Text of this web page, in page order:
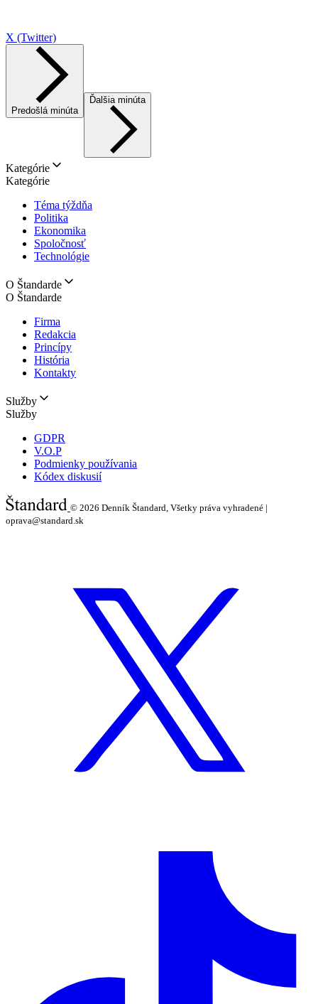
X (Twitter)
Predošlá minúta
Ďalšia minúta
Kategórie
Kategórie
Téma týždňa
Politika
Ekonomika
Spoločnosť
Technológie
O Štandarde
O Štandarde
Firma
Redakcia
Princípy
História
Kontakty
Služby
Služby
GDPR
V.O.P
Podmienky používania
Kódex diskusií
© 2026 Denník Štandard, Všetky práva vyhradené |
oprava@standard.sk